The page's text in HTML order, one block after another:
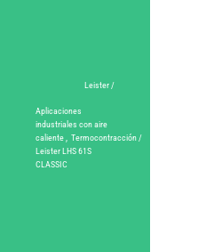
Leister /
Aplicaciones
industriales con aire
caliente
Termocontracción /
Leister LHS 61S
CLASSIC